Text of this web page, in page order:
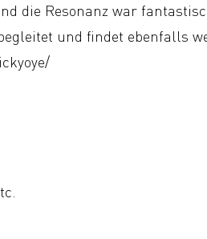
die Resonanz war
und findet ebenfalls